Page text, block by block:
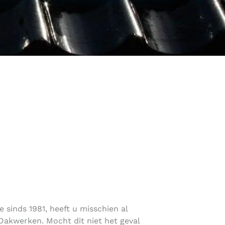
sinds 1981, heeft u misschien al
Mocht dit niet het geval